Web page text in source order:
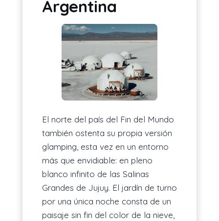
Argentina
El norte del país del Fin del Mundo
también ostenta su propia versión
glamping, esta vez en un entorno
más que envidiable: en pleno
blanco infinito de las Salinas
Grandes de Jujuy. El jardín de turno
por una única noche consta de un
paisaje sin fin del color de la nieve,